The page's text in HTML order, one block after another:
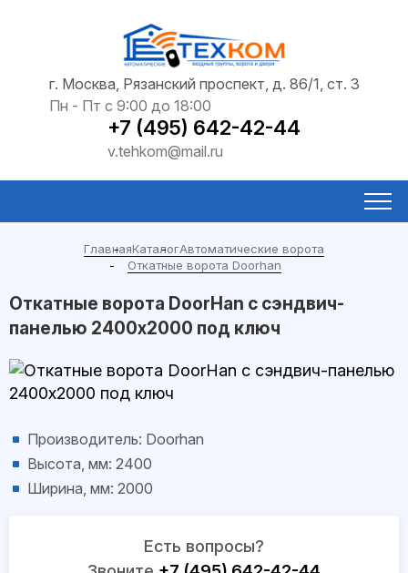
г. Москва, Рязанский проспект, д. 86/1, ст. 3
Пн - Пт с 9:00 до 18:00
+7 (495) 642-42-44
v.tehkom@mail.ru
ГлавнаяКаталогАвтоматические ворота
Откатные ворота Doorhan
Откатные ворота DoorHan с сэндвич-
панелью 2400x2000 под ключ
Производитель: Doorhan
Высота, мм: 2400
Ширина, мм: 2000
Есть вопросы?